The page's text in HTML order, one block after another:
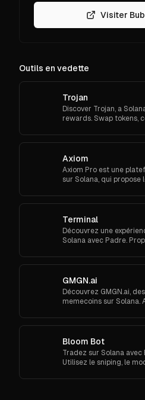
Visiter
Outils en vedette
Trojan
Discover Trojan, a
rewards. Swap tokens,
now and start earn
Axiom
Axiom Pro est une
sur Solana, qui propose
Terminal
Découvrez une
Solana avec Padre.
portefeuille.
GMGN.ai
Découvrez GMGN.ai,
memecoins sur Solana.
des swaps inter-
Bloom Bot
Tradez sur Solana
Utilisez le sniping, le
transactions crypto.